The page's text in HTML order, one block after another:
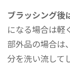
ブラッシング後
になる場合は軽
部外品の場合は
分を洗い流して